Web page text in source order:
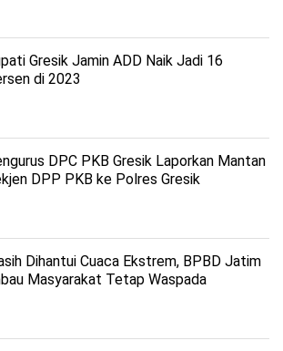
Gresik Jamin ADD Naik Jadi 16
di 2023
DPC PKB Gresik Laporkan Mantan
DPP PKB ke Polres Gresik
Dihantui Cuaca Ekstrem, BPBD Jatim
Masyarakat Tetap Waspada